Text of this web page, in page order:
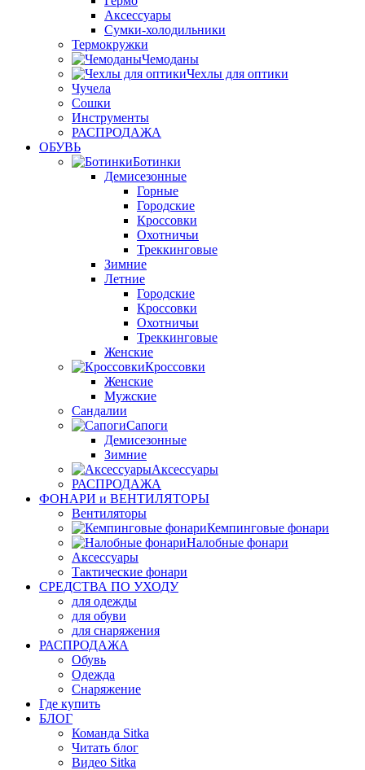
Аксессуары
Сумки-холодильники
Термокружки
Чемоданы
Чехлы для оптики
Чучела
Сошки
Инструменты
РАСПРОДАЖА
ОБУВЬ
Ботинки
Демисезонные
Горные
Городские
Кроссовки
Охотничьи
Треккинговые
Зимние
Летние
Городские
Кроссовки
Охотничьи
Треккинговые
Женские
Кроссовки
Женские
Мужские
Сандалии
Сапоги
Демисезонные
Зимние
Аксессуары
РАСПРОДАЖА
ФОНАРИ и ВЕНТИЛЯТОРЫ
Вентиляторы
Кемпинговые фонари
Налобные фонари
Аксессуары
Тактические фонари
СРЕДСТВА ПО УХОДУ
для одежды
для обуви
для снаряжения
РАСПРОДАЖА
Обувь
Одежда
Снаряжение
Где купить
БЛОГ
Команда Sitka
Читать блог
Видео Sitka